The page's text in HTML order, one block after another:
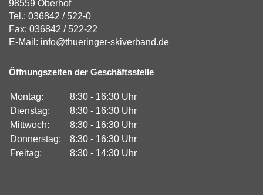
98559 Oberhof
Tel.: 036842 / 522-0
Fax: 036842 / 522-22
E-Mail: info@thueringer-skiverband.de
Öffnungszeiten der Geschäftsstelle
Montag:
8:30 - 16:30 Uhr
Dienstag:
8:30 - 16:30 Uhr
Mittwoch:
8:30 - 16:30 Uhr
Donnerstag:
8:30 - 16:30 Uhr
Freitag:
8:30 - 14:30 Uhr